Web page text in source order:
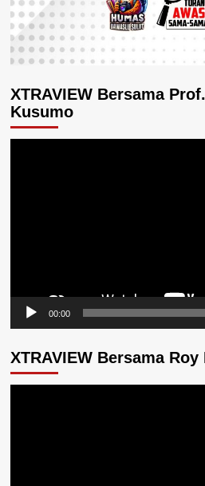
XTRAVIEW Bersama
Kusumo
00:00
XTRAVIEW Bersama Roy